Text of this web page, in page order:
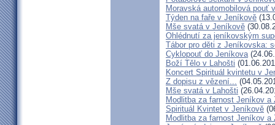
Moravská automobilová pouť
Týden na faře v Jeníkově
Mše svatá v Jeníkově
Ohlédnutí za jeníkovským
Tábor pro děti z Jeníkovska:
Cyklopouť do Jeníkova
Boží Tělo v Lahošti
Koncert Spirituál kvintetu v
Z dopisu z vězení...
Mše svatá v Lahošti
Modlitba za farnost Jeníkov a
Spirituál Kvintet v Jeníkově
Modlitba za farnost Jeníkov a